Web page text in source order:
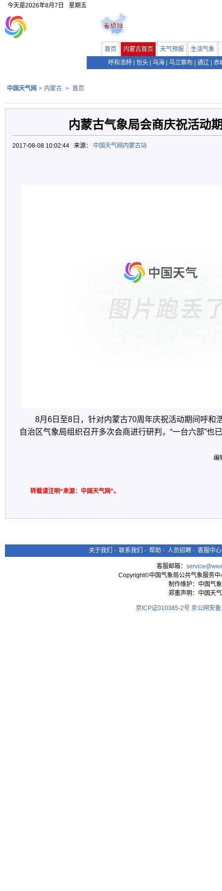
今天是2026年8月7日 星期五
首页 内蒙古首页 天气预报 生活气象
呼和浩特
包头 乌海 乌兰察布 通辽 赤
中国天气网 > 内蒙古 > 首页
内蒙古气象局会商庆祝活动
2017-08-08 10:02:44 来源： 中国天气网内蒙古站
8月6日至8日，针对内蒙古70周年庆祝活动期间呼和
自治区气象局组织召开多次会商进行研判，“一台六部”也
编
转载请注明“来源：中国天气网”。
关于我们 - 联系我们 - 帮助 - 人员招聘 - 客服中心
客服邮箱：
Copyright©中国气象局公共气象服务
制作维护：中国气
郑重声明：中国天
京ICP证010385-2号 京公网安